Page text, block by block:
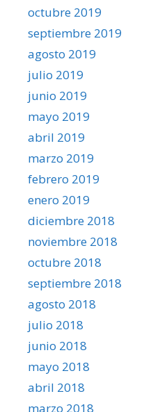
octubre 2019
septiembre 2019
agosto 2019
julio 2019
junio 2019
mayo 2019
abril 2019
marzo 2019
febrero 2019
enero 2019
diciembre 2018
noviembre 2018
octubre 2018
septiembre 2018
agosto 2018
julio 2018
junio 2018
mayo 2018
abril 2018
marzo 2018